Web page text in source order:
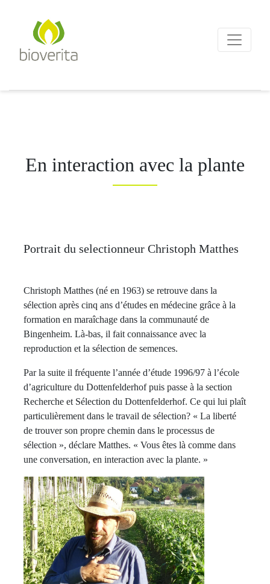
Von der Züchtung bis zum
En interaction avec la plante
Portrait du selectionneur Christoph Matthes
Christoph Matthes (né en 1963) se retrouve dans la
sélection après cinq ans d’études en médecine grâce à la
formation en maraîchage dans la communauté de
Bingenheim. Là-bas, il fait connaissance avec la
reproduction et la sélection de semences.
Par la suite il fréquente l’année d’étude 1996/97 à l’école
d’agriculture du Dottenfelderhof puis passe à la section
Recherche et Sélection du Dottenfelderhof. Ce qui lui plaît
particulièrement dans le travail de sélection? « La liberté
de trouver son propre chemin dans le processus de
sélection », déclare Matthes. « Vous êtes là comme dans
une conversation, en interaction avec la plante. »